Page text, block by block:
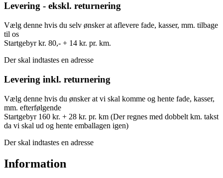
Levering - ekskl. returnering
Vælg denne hvis du selv ønsker at aflevere fade, kasser, mm. tilbage
til os
Startgebyr kr. 80,- + 14 kr. pr. km.
Der skal indtastes en adresse
Levering inkl. returnering
Vælg denne hvis du ønsker at vi skal komme og hente fade, kasser,
mm. efterfølgende
Startgebyr 160 kr. + 28 kr. pr. km (Der regnes med dobbelt km. takst
da vi skal ud og hente emballagen igen)
Der skal indtastes en adresse
Information